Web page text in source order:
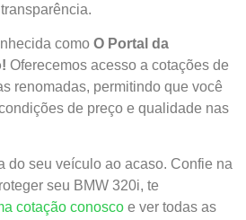
como O Portal da
Oferecemos acesso a cotações de
renomadas, permitindo que você
de preço e qualidade nas
do seu veículo ao acaso. Confie na
seu BMW 320i, te
cotação conosco e ver todas as